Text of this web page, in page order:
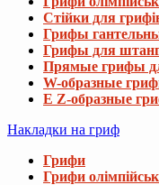
Стійки для
Грифы
Грифы для
Прямые грифы
W-образные
E Z-образные
Накладки на гриф
Грифи
Грифи